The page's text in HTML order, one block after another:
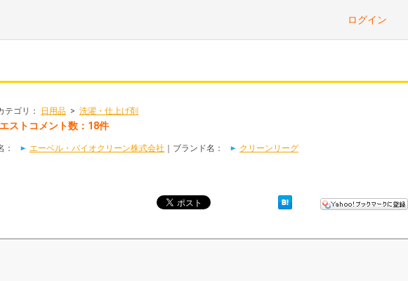
ログイン
テゴリ： 日用品 > 洗濯・仕上げ剤
ストコメント数：18件
： エーベル・バイオクリーン株式会社 ｜ブランド名： クリーンリーグ